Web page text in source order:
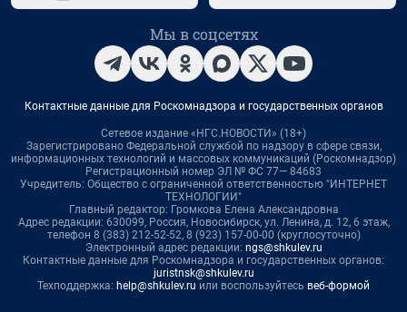
Мы в соцсетях
Контактные данные для Роскомнадзора и государственных органов
Сетевое издание «НГС.НОВОСТИ» (18+)
Зарегистрировано Федеральной службой по надзору в сфере связи,
информационных технологий и массовых коммуникаций (Роскомнадзор)
Регистрационный номер ЭЛ № ФС 77— 84683
Учредитель: Общество с ограниченной ответственностью "ИНТЕРНЕТ
ТЕХНОЛОГИИ"
Главный редактор: Громкова Елена Александровна
Адрес редакции: 630099, Россия, Новосибирск, ул. Ленина, д. 12, 6 этаж,
телефон 8 (383) 212-52-52, 8 (923) 157-00-00 (круглосуточно)
Электронный адрес редакции: ngs@shkulev.ru
Контактные данные для Роскомнадзора и государственных органов:
juristnsk@shkulev.ru
Техподдержка: help@shkulev.ru или воспользуйтесь веб-формой